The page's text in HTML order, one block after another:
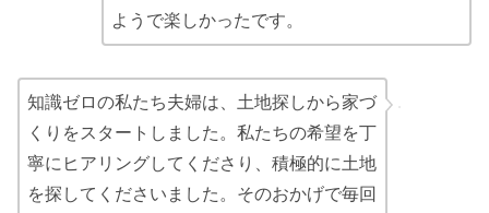
ようで楽しかったです。
知識ゼロの私たち夫婦は、土地探しから家づ
くりをスタートしました。私たちの希望を丁
寧にヒアリングしてくださり、積極的に土地
を探してくださいました。そのおかげで毎回